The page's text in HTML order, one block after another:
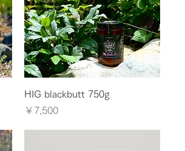
クイックビュー
HIG blackbutt 750g
価格
￥7,500